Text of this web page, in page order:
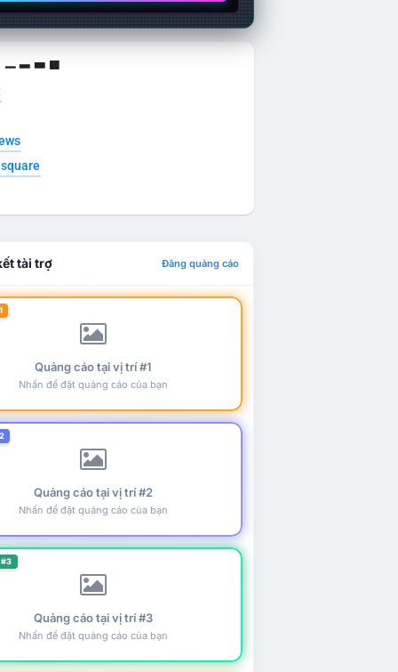
▁ ▂ ▃ ▄
tài trợ Đăng quảng cáo
Quảng cáo tại vị trí #1
Nhấn để đặt quảng cáo của bạn
Quảng cáo tại vị trí #2
Nhấn để đặt quảng cáo của bạn
Quảng cáo tại vị trí #3
Nhấn để đặt quảng cáo của bạn